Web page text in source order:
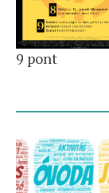
9 pont